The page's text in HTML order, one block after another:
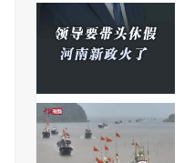
降14.62%